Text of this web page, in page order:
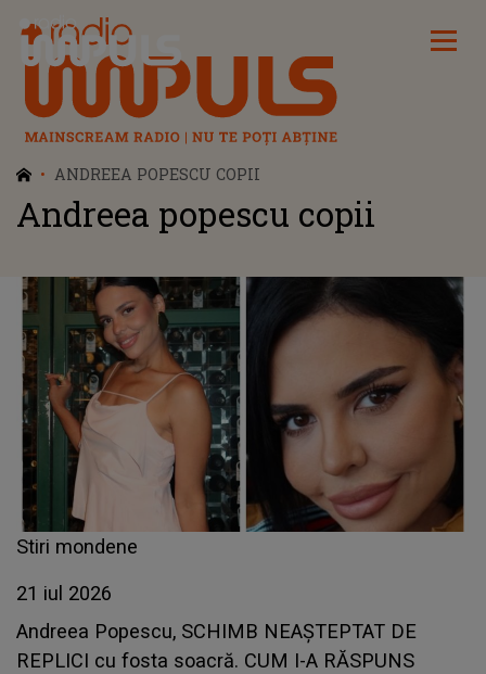
Radio Impuls
ANDREEA POPESCU COPII
Andreea popescu copii
Stiri mondene
21 iul 2026
Andreea Popescu, SCHIMB NEAȘTEPTAT DE
REPLICI cu fosta soacră. CUM I-A RĂSPUNS